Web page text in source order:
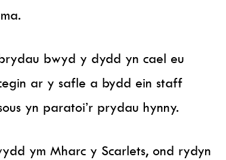
bwyd y dydd yn cael eu
ar y safle a bydd ein staff
yn paratoi’r prydau hynny.
ym Mharc y Scarlets, ond rydyn